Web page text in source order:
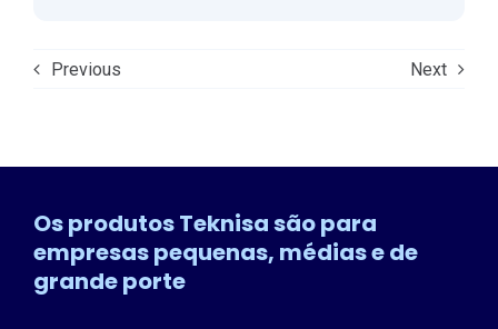
Previous Next
Os produtos Teknisa são para
empresas pequenas, médias e de
grande porte